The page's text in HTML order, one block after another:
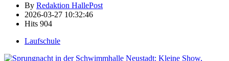
By Redaktion HallePost
2026-03-27 10:32:46
Hits 904
Laufschule